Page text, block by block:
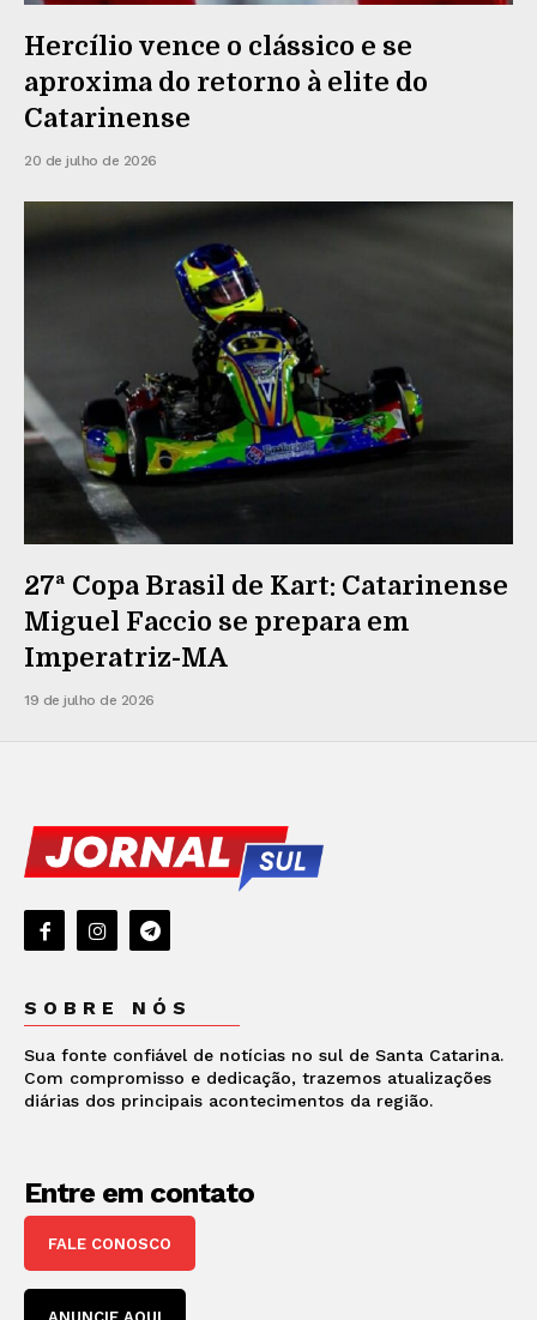
Hercílio vence o clássico e se
aproxima do retorno à elite do
Catarinense
20 de julho de 2026
27ª Copa Brasil de Kart: Catarinense
Miguel Faccio se prepara em
Imperatriz-MA
19 de julho de 2026
SOBRE NÓS
Sua fonte confiável de notícias no sul de Santa Catarina.
Com compromisso e dedicação, trazemos atualizações
diárias dos principais acontecimentos da região.
Entre em contato
FALE CONOSCO